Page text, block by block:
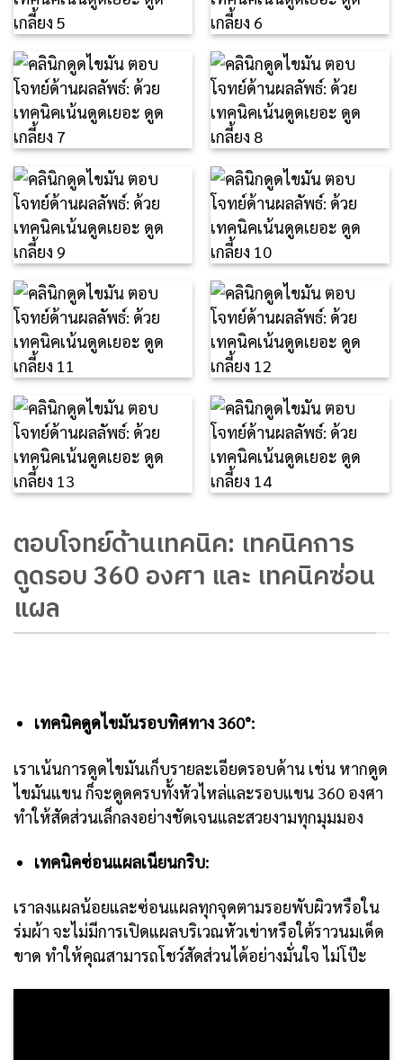
ตอบโจทย์ด้านเทคนิค: เทคนิคการ
ดูดรอบ 360 องศา และ เทคนิคซ่อน
แผล
เทคนิคดูดไขมันรอบทิศทาง 360°:
เราเน้นการดูดไขมันเก็บรายละเอียดรอบด้าน เช่น หากดูด
ไขมันแขน ก็จะดูดครบทั้งหัวไหล่และรอบแขน 360 องศา
ทำให้สัดส่วนเล็กลงอย่างชัดเจนและสวยงามทุกมุมมอง
เทคนิคซ่อนแผลเนียนกริบ:
เราลงแผลน้อยและซ่อนแผลทุกจุดตามรอยพับผิวหรือใน
ร่มผ้า จะไม่มีการเปิดแผลบริเวณหัวเข่าหรือใต้ราวนมเด็ด
ขาด ทำให้คุณสามารถโชว์สัดส่วนได้อย่างมั่นใจ ไม่โป๊ะ